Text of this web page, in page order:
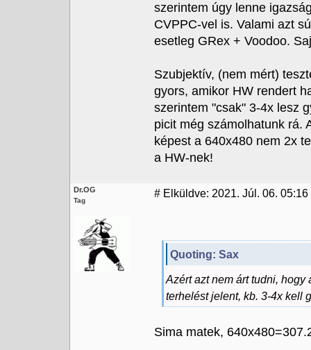
szerintem úgy lenne
CVPPC-vel is. Valami azt
esetleg GRex + Voodoo.
Szubjektív, (nem mért)
gyors, amikor HW rendert
szerintem "csak" 3-4x lesz
picit még számolhatunk rá.
képest a 640x480 nem 2x
a HW-nek!
Dr.OG
Tag
# Elküldve: 2021. Júl. 06. 05:16
Quoting: Sax
Azért azt nem árt tudni,
terhelést jelent, kb. 3-4x kell
Sima matek,